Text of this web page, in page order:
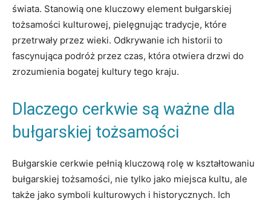
świata. Stanowią one kluczowy element bułgarskiej
tożsamości kulturowej, pielęgnując tradycje, które
przetrwały‍ przez wieki. Odkrywanie ich ‌historii to⁢
fascynująca podróż⁤ przez czas, ⁢która otwiera drzwi do
zrozumienia bogatej kultury tego kraju.
Dlaczego cerkwie są ważne ⁤dla
bułgarskiej tożsamości
Bułgarskie cerkwie pełnią kluczową⁤ rolę w kształtowaniu
bułgarskiej tożsamości, nie tylko jako miejsca kultu, ale
także jako symboli kulturowych ​i ‍historycznych. Ich